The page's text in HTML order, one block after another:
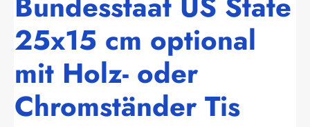
25x15 cm optional
mit Holz- oder
Chromständer Tis